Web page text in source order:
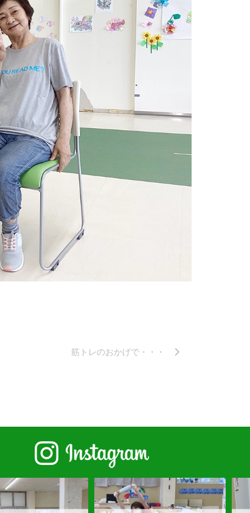
筋トレのおかげで・・・